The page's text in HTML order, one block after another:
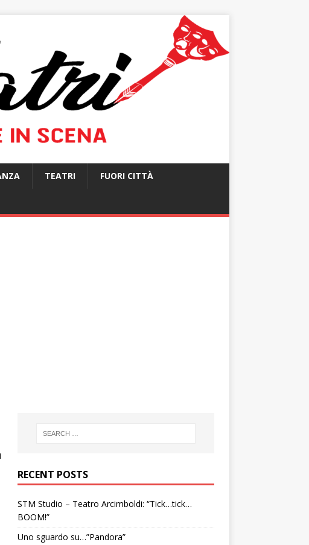
TEATRI FUORI CITTÀ
RECENT POSTS
STM Studio – Teatro Arcimboldi: “Tick…tick…
BOOM!”
Uno sguardo su…”Pandora”